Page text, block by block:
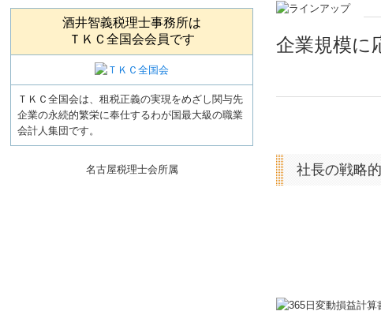
酒井智義税理士事務所は
ＴＫＣ全国会会員です
ＴＫＣ全国会は、租税正義の実現をめざし関与先
企業の永続的繁栄に奉仕するわが国最大級の職業
会計人集団です。
名古屋税理士会所属
企業規模に
社長の戦略